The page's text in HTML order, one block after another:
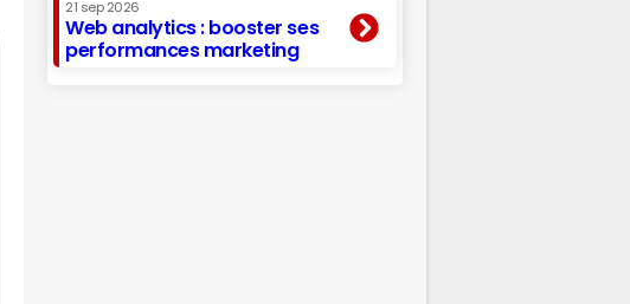
21 sep 2026
Web analytics : booster ses
performances marketing